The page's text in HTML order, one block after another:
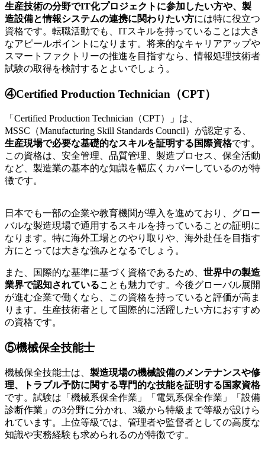
生産技術の分野でIT化プロジェクトに参加したい方や、製
造設備と情報システムの連携に関わりたい方には特に役立つ
資格です。転職活動でも、ITスキルを持っていることは大き
なアピールポイントになります。将来的なキャリアアップや
スマートファクトリーの推進を目指すなら、情報処理技術者
試験の取得を検討するとよいでしょう。
④Certified Production Technician（CPT）
「Certified Production Technician（CPT）」は、
MSSC（Manufacturing Skill Standards Council）が認定する、
生産現場で必要な基礎的なスキルを証明する国際資格です。
この資格は、安全管理、品質管理、製造プロセス、保全活動
など、製造業の基本的な知識を幅広くカバーしているのが特
徴です。
日本でも一部の企業や教育機関が導入を進めており、グロー
バルな製造現場で通用するスキルを持っていることの証明に
なります。特に海外工場とのやり取りや、海外赴任を目指す
方にとっては大きな強みとなるでしょう。
また、国際的な基準に基づく資格であるため、 世界中の製造
業界で認知されていることも魅力です。今後グローバル展開
が進む企業で働くなら、この資格を持っていると評価が高ま
ります。生産技術者として国際的に活躍したい方におすすめ
の資格です。
⑤機械保全技能士
機械保全技能士は、 製造現場の機械設備のメンテナンスや修
理、トラブル予防に関する専門的な技能を証明する国家資格
です。試験は「機械系保全作業」「電気系保全作業」「設備
診断作業」の3分野に分かれ、3級から特級まで等級が設けら
れています。上位等級では、管理者や監督者としての高度な
知識や実務経験も求められるのが特徴です。